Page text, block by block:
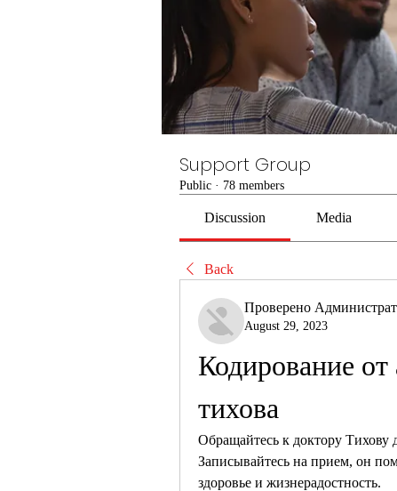
Support Group
Public · 78 members
Discussion Media
Back
Проверено
August 29, 2023
Кодирование от
тихова
Обращайтесь к доктору Тихову
Записывайтесь на прием, он
здоровье и жизнерадостность.